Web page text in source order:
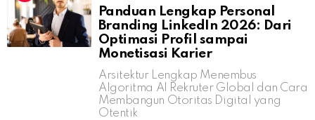
Panduan Lengkap Personal
Branding LinkedIn 2026: Dari
Optimasi Profil sampai
Monetisasi Karier
Arsitektur Lengkap Menembus
Algoritma AI Rekruter Global dan Cara
Membangun Otoritas Digital yang
Otentik